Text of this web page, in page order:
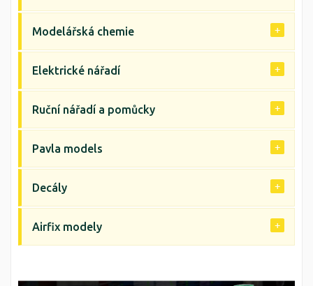
Modelářská chemie
Elektrické nářadí
Ruční nářadí a pomůcky
Pavla models
Decály
Airfix modely